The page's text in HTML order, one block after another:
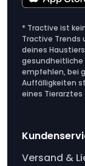
* Tractive ist
Tractive Trends
deines
gesundheitliche
empfehlen, bei
Auffälligkeiten
eines Tierarztes
Versand &